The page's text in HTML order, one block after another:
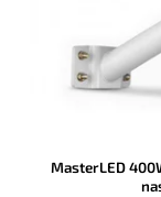
MasterLED